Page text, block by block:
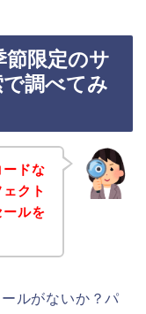
限定のサ
調べてみ
ドな
クト
ルを
ルがないか？パ